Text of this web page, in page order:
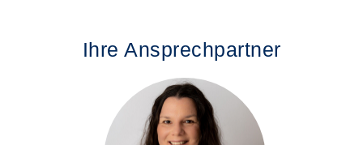
Ihre Ansprechpartner